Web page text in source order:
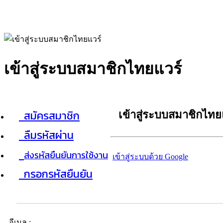
เข้าสู่ระบบสมาชิกไทยแวร์
สมัครสมาชิก
ลืมรหัสผ่าน
ส่งรหัสยืนยันการใช้งาน
กรอกรหัสยืนยัน
เข้าสู่ระบบสมาชิกไท
เข้าสู่ระบบด้วย Google